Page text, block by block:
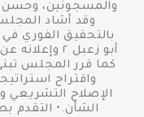
والمسجونين، وحسن
وقد أشاد
بالتحقيق الفوري
أبو زعبل ٢
كما قرر المجلس
واقتراح
الإصلاح التشريعي
الشأن.• التقدم